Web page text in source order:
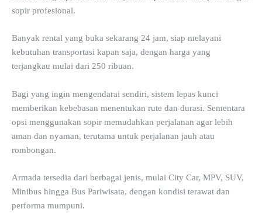
sopir profesional.
Banyak rental yang buka sekarang 24 jam, siap melayani
kebutuhan transportasi kapan saja, dengan harga yang
terjangkau mulai dari 250 ribuan.
Bagi yang ingin mengendarai sendiri, sistem lepas kunci
memberikan kebebasan menentukan rute dan durasi. Sementara
opsi menggunakan sopir memudahkan perjalanan agar lebih
aman dan nyaman, terutama untuk perjalanan jauh atau
rombongan.
Armada tersedia dari berbagai jenis, mulai City Car, MPV, SUV,
Minibus hingga Bus Pariwisata, dengan kondisi terawat dan
performa mumpuni.